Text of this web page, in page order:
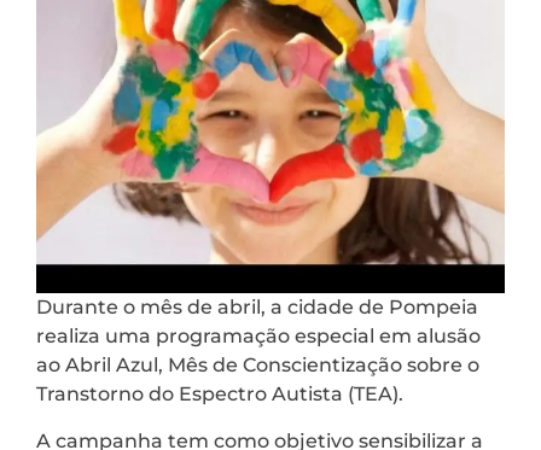
Durante o mês de abril, a cidade de Pompeia
realiza uma programação especial em alusão
ao Abril Azul, Mês de Conscientização sobre o
Transtorno do Espectro Autista (TEA).
A campanha tem como objetivo sensibilizar a